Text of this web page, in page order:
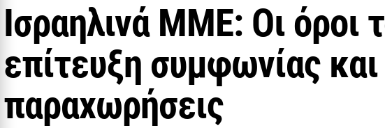
Ισραηλινά ΜΜΕ: Οι όροι
επίτευξη συμφωνίας και
παραχωρήσεις